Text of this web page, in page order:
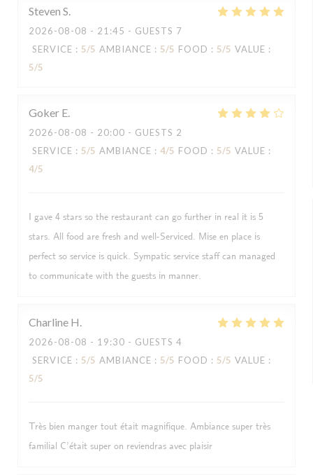
Steven S
2026-08-08 - 21:45 - GUESTS 7
SERVICE : 5/5 AMBIANCE : 5/5 FOOD : 5/5 VALUE :
5/5
Goker E
2026-08-08 - 20:00 - GUESTS 2
SERVICE : 5/5 AMBIANCE : 4/5 FOOD : 5/5 VALUE :
4/5
I gave 4 stars so the restaurant can go further in real it is 5
stars. All food are fresh and well-Serviced. Mise en place is
perfect so service is quick. Sympatic service staff can managed
to communicate with the guests in manner.
Charline H
2026-08-08 - 19:30 - GUESTS 4
SERVICE : 5/5 AMBIANCE : 5/5 FOOD : 5/5 VALUE :
5/5
Très bien manger tout était magnifique. Ambiance super très
familial C’était super on reviendras avec plaisir